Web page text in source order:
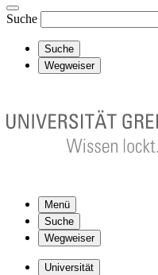
Suche
Suche
Wegweiser
Menü
Suche
Wegweiser
Universität